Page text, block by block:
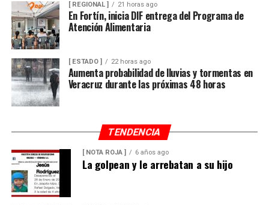
[ REGIONAL ] 21 horas ago
En Fortín, inicia DIF entrega del Programa de
Atención Alimentaria
[ ESTADO ] 22 horas ago
Aumenta probabilidad de lluvias y tormentas en
Veracruz durante las próximas 48 horas
TENDENCIA
[ NOTA ROJA ] 6 años ago
La golpean y le arrebatan a su hijo